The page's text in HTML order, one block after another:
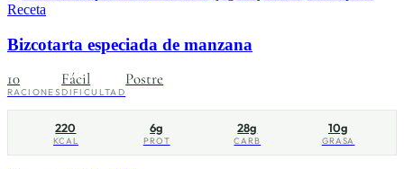
Receta
Bizcotarta especiada de manzana
10
RACIONES
Fácil
DIFICULTAD
Postre
220
KCAL
6g
PROT
28g
CARB
10g
GRASA